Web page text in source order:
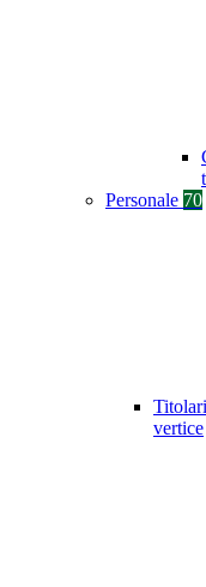
Personale 70
vertice